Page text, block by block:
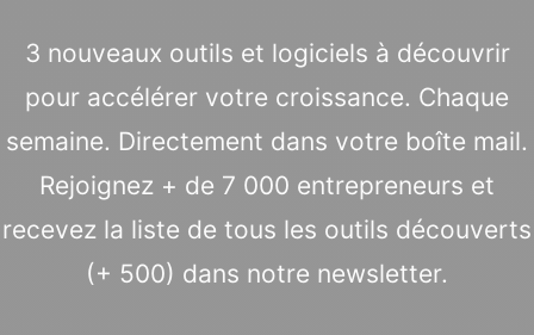
3 nouveaux outils et logiciels à découvrir
pour accélérer votre croissance. Chaque
semaine. Directement dans votre boîte mail.
Rejoignez + de 7 000 entrepreneurs et
recevez la liste de tous les outils découverts
(+ 500) dans notre newsletter.